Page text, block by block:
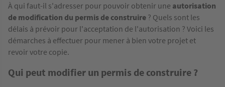
À qui faut-il s'adresser pour pouvoir obtenir une autorisation
de modification du permis de construire ? Quels sont les
délais à prévoir pour l'acceptation de l'autorisation ? Voici les
démarches à effectuer pour mener à bien votre projet et
revoir votre copie.
Qui peut modifier un permis de construire ?